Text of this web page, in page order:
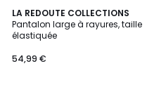
LA REDOUTE COLLECTIONS
Pantalon large à rayures, taille
élastiquée
54,99 €
3,5
/ 5